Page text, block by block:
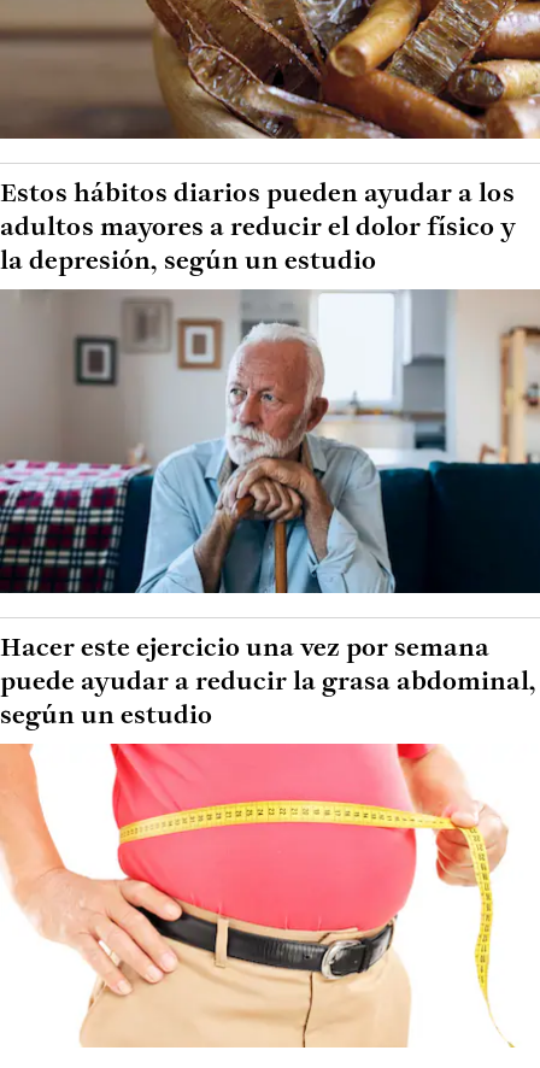
Estos hábitos diarios pueden ayudar a los
adultos mayores a reducir el dolor físico y
la depresión, según un estudio
Hacer este ejercicio una vez por semana
puede ayudar a reducir la grasa abdominal,
según un estudio